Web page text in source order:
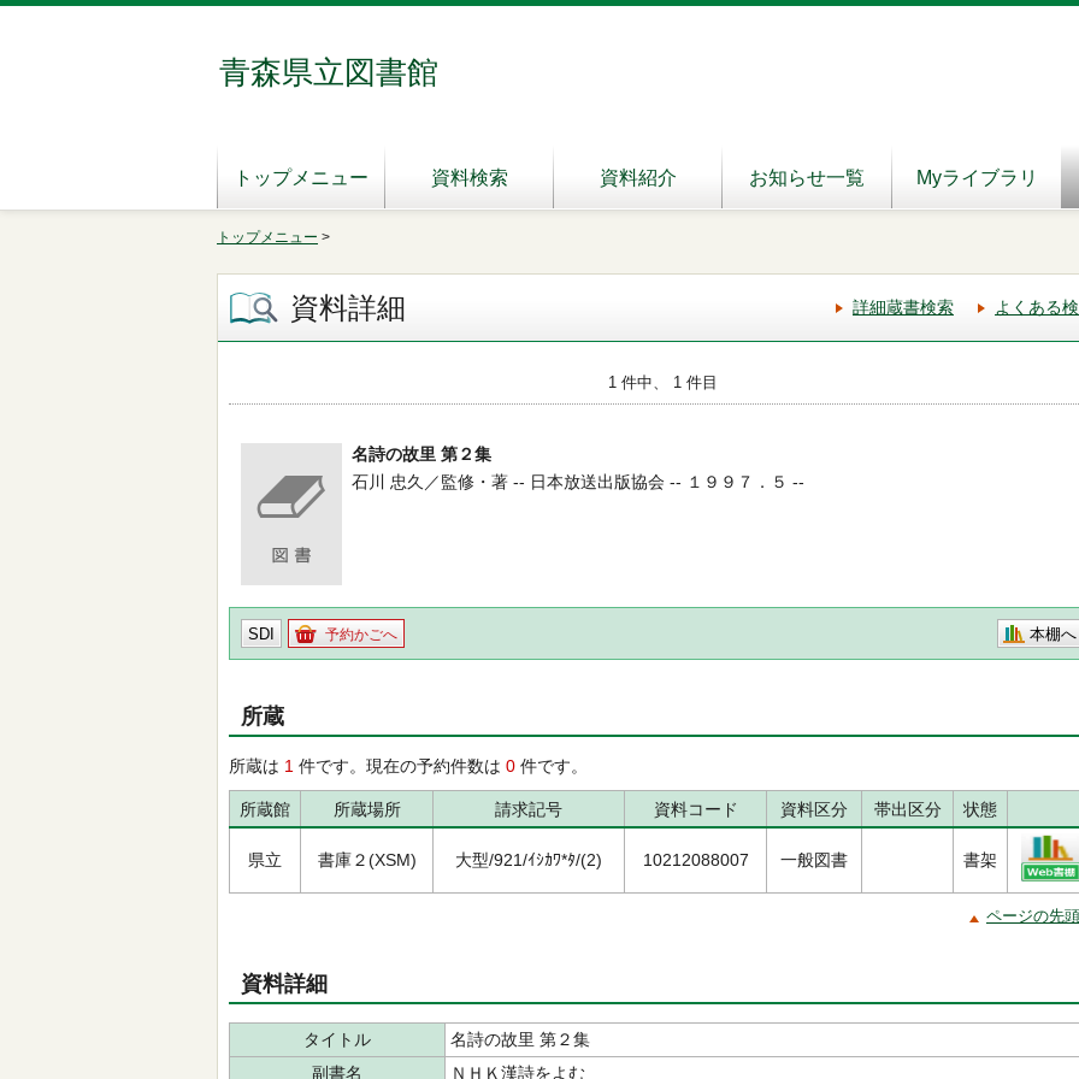
青森県立図書館
トップメニュー 資料検索 資料紹介 お知らせ一覧 Myライブラリ
トップメニュー >
資料詳細 詳細蔵書検索 よくある
1 件中、 1 件目
名詩の故里 第２集
石川 忠久／監修・著 -- 日本放送出版協会 -- １９９７．５ --
SDI 予約かごへ 本棚へ
所蔵
所蔵は 1 件です。現在の予約件数は 0 件です。
所蔵館 所蔵場所 請求記号 資料コード 資料区分 帯出区分 状態
県立 書庫２(XSM) 大型/921/ｲｼｶﾜ*ﾀ/(2) 10212088007 一般図書 書架
ページの先
資料詳細
タイトル
名詩の故里 第２集
副書名
ＮＨＫ漢詩をよむ